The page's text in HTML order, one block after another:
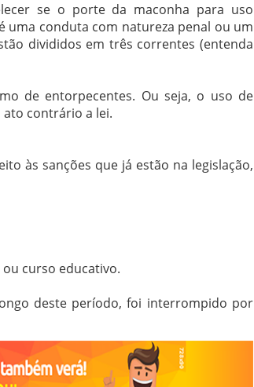
se o porte da maconha para uso
uma conduta com natureza penal ou um
divididos em três correntes (entenda
de entorpecentes. Ou seja, o uso de
contrário a lei.
às sanções que já estão na legislação,
curso educativo.
deste período, foi interrompido por